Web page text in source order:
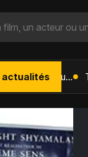
actualités L'Âge de Glace : Le Réveil du Volcan – Manny, Sid et Diego de retour pour une aventure explosive